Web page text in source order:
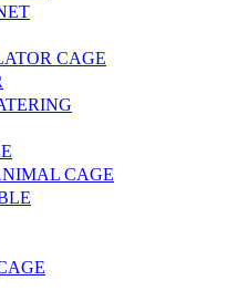
CAGE
CAGE